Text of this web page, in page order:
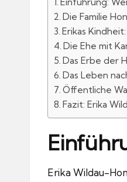
Die Familie
Erikas
Die Ehe mit
Das Erbe der
Das Leben
Öffentliche
Fazit: Erika
Erika Wildau-